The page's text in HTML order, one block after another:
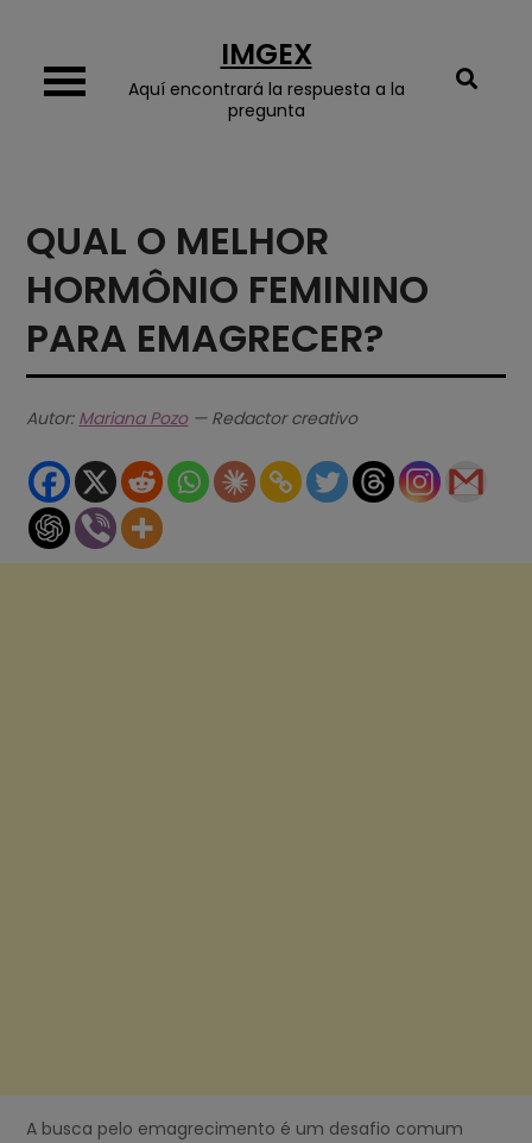
content
IMGEX
Aquí encontrará la respuesta a la
pregunta
QUAL O MELHOR
HORMÔNIO FEMININO
PARA EMAGRECER?
Autor: Mariana Pozo— Redactor creativo
A busca pelo emagrecimento é um desafio comum